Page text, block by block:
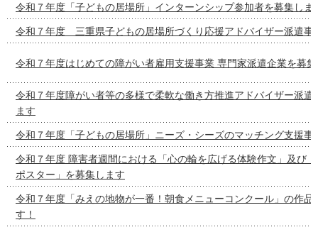
令和７年度「子どもの居場所」インターンシップ参加者を募集しま
令和７年度 三重県子どもの居場所づくり応援アドバイザー派遣事
令和７年度はじめての障がい者雇用支援事業 専門家派遣企業を募
令和７年度障がい者等の多様で柔軟な働き方推進アドバイザー派遣
ます
令和７年度「子どもの居場所」ニーズ・シーズのマッチング支援事
令和７年度 障害者週間における「心の輪を広げる体験作文」及び
ポスター」を募集します
令和７年度「みえの地物が一番！朝食メニューコンクール」の作品
す！